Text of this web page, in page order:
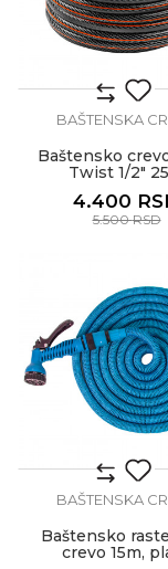
BAŠTENSKA
Baštensko
Twist 1/2"
4.400
5.500RSD
BAŠTENSKA
Baštensko
crevo 15m,